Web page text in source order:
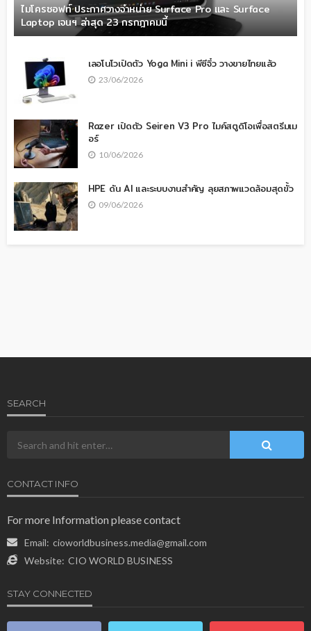
ไมโครซอฟท์ ประกาศวางจำหน่าย Surface Pro และ Surface
Laptop เจนฯ ล่าสุด 23 กรกฎาคมนี้
เลอโนโวเปิดตัว Yoga Mini i พีซีจิ๋ว วางขายไทยแล้ว
23/06/2026
Razer เปิดตัว Seiren V3 Pro ไมค์สตูดิโอเพื่อสตรีมเม
อร์
10/06/2026
HPE ดัน AI และระบบงานสำคัญ ลุยสภาพแวดล้อมสุดขั้ว
09/06/2026
SEARCH
CONTACT INFO
For more Information please contact
Email: cioworldbusiness.media@gmail.com
Website: CIO WORLD BUSINESS
STAY CONNECTED